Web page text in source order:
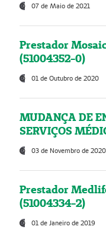
07 de Maio de 2021
Prestador
(51004352-0)
01 de Outubro de 2020
MUDANÇA DE
SERVIÇOS
03 de Novembro de 2020
Prestador
(51004334-2)
01 de Janeiro de 2019